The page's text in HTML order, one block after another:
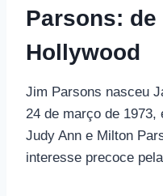
Parsons:
Hollywood
Jim Parsons nasceu
24 de março de 1973,
Judy Ann e Milton
interesse precoce